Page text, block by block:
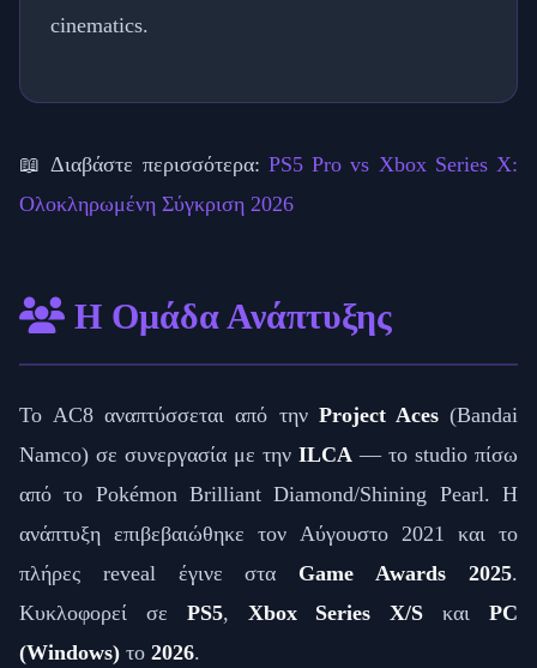
cinematics.
📖 Διαβάστε περισσότερα: PS5 Pro vs Xbox Series X:
Ολοκληρωμένη Σύγκριση 2026
Η Ομάδα Ανάπτυξης
Το AC8 αναπτύσσεται από την Project Aces(Bandai
Namco) σε συνεργασία με την ILCA — το studio πίσω
από το Pokémon Brilliant Diamond/Shining Pearl. Η
ανάπτυξη επιβεβαιώθηκε τον Αύγουστο 2021 και το
πλήρες reveal έγινε στα Game Awards 2025.
Κυκλοφορεί σε PS5, Xbox Series X/S καιPC
(Windows) το 2026.